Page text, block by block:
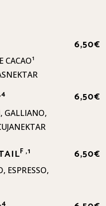
CACAO¹
6,50€
GALLIANO,
6,50€
F ,1
ESPRESSO,
6,50€